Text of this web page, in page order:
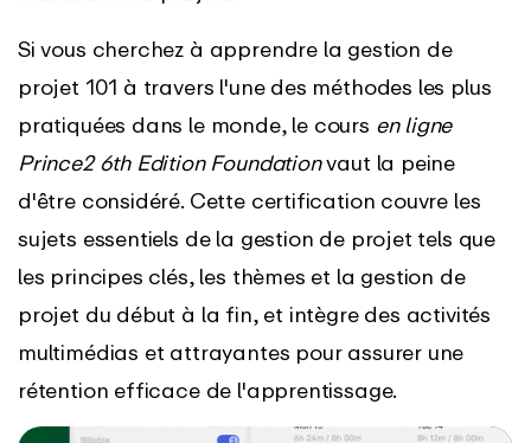
Si vous cherchez à apprendre la gestion de
projet 101 à travers l'une des méthodes les plus
pratiquées dans le monde, le cours en ligne
Prince2 6th Edition Foundationvaut la peine
d'être considéré. Cette certification couvre les
sujets essentiels de la gestion de projet tels que
les principes clés, les thèmes et la gestion de
projet du début à la fin, et intègre des activités
multimédias et attrayantes pour assurer une
rétention efficace de l'apprentissage.